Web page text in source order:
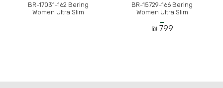
BR-15729-166 Bering
Women Ultra Slim
799 ₪
BR-17031-162 Bering
Women Ultra Slim